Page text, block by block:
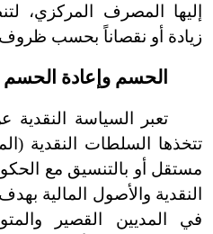
إليها المصرف المركزي،
زيادة أو نقصاناً بحسب ظروف
الحسم وإعادة الحسم
تعبر السياسة النقدية
تتخذها السلطات النقدية
مستقل أو بالتنسيق مع
النقدية والأصول المالية
في المديين القصير